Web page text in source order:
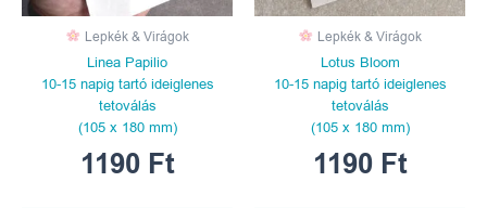
Lepkék & Virágok
Linea Papilio
10-15 napig tartó ideiglenes
tetoválás
(105 x 180 mm)
1190 Ft
Lepkék & Virágok
Lotus Bloom
10-15 napig tartó ideiglenes
tetoválás
(105 x 180 mm)
1190 Ft